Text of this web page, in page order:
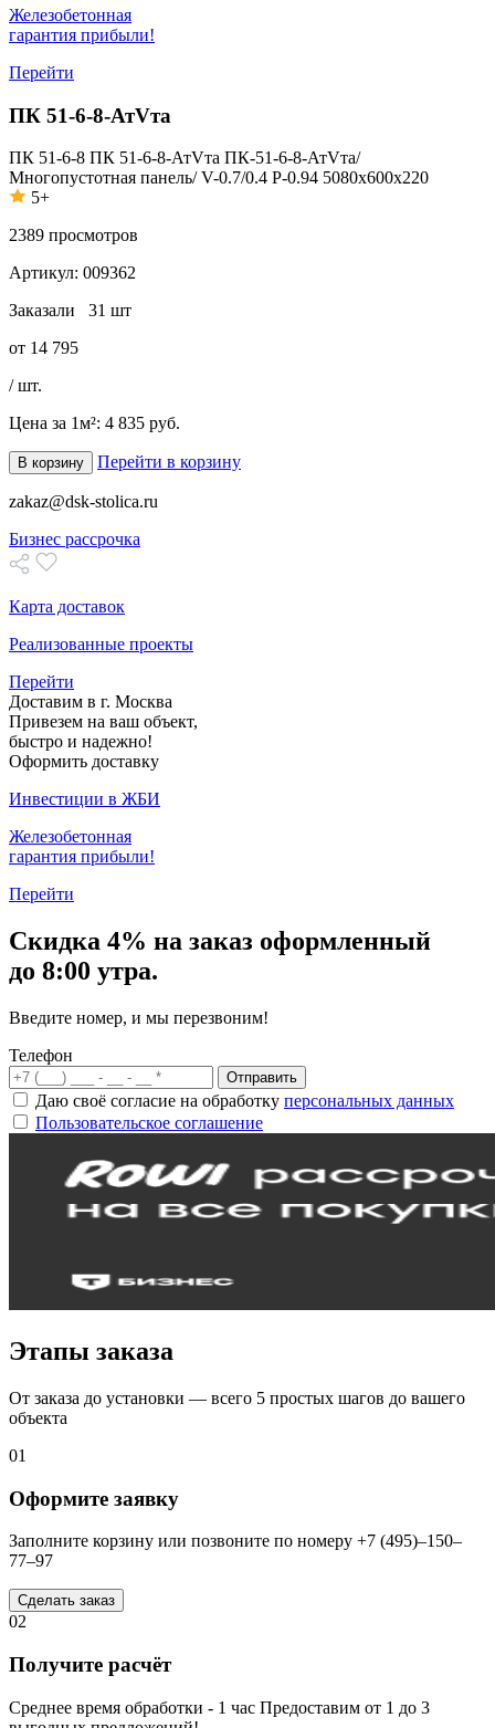
Железобетонная
гарантия прибыли!
Перейти
ПК 51-6-8-АтVта
ПК 51-6-8 ПК 51-6-8-АтVта ПК-51-6-8-АтVта/
Многопустотная панель/ V-0.7/0.4 P-0.94 5080x600x220
5+
2389 просмотров
Артикул: 009362
Заказали 31 шт
от 14 795
/ шт.
Цена за 1м²: 4 835 руб.
В корзину Перейти в корзину
zakaz@dsk-stolica.ru
Бизнес рассрочка
Карта доставок
Реализованные проекты
Перейти
Доставим в г. Москва
Привезем на ваш объект,
быстро и надежно!
Оформить доставку
Инвестиции в ЖБИ
Железобетонная
гарантия прибыли!
Перейти
Скидка 4% на заказ оформленный
до 8:00 утра.
Введите номер, и мы перезвоним!
Телефон
Отправить
Даю своё согласие на обработку персональных данных
Пользовательское соглашение
Этапы заказа
От заказа до установки — всего 5 простых шагов до вашего
объекта
01
Оформите заявку
Заполните корзину или позвоните по номеру +7 (495)–150–
77–97
Сделать заказ
02
Получите расчёт
Среднее время обработки - 1 час Предоставим от 1 до 3